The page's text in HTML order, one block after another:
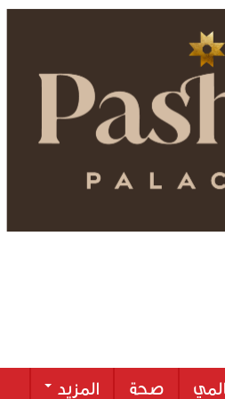
صحة المزيد